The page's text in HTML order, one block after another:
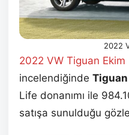
2022
2022 VW Tiguan Ekim
incelendiğinde Tiguan
Life donanımı ile
satışa sunulduğu